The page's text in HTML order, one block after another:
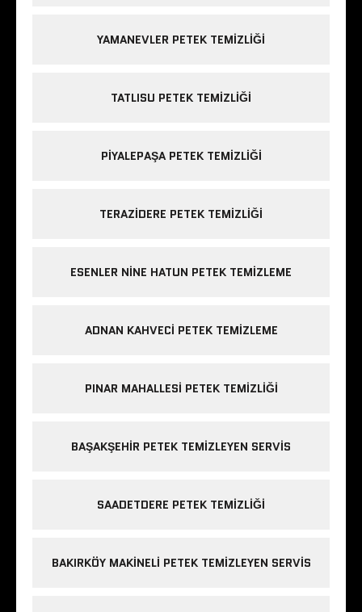
YAMANEVLER PETEK TEMIZLIĞI
TATLISU PETEK TEMIZLIĞI
PIYALEPAŞA PETEK TEMIZLIĞI
TERAZIDERE PETEK TEMIZLIĞI
ESENLER NINE HATUN PETEK TEMIZLEME
ADNAN KAHVECI PETEK TEMIZLEME
PINAR MAHALLESI PETEK TEMIZLIĞI
BAŞAKŞEHIR PETEK TEMIZLEYEN SERVIS
SAADETDERE PETEK TEMIZLIĞI
BAKIRKÖY MAKINELI PETEK TEMIZLEYEN SERVIS